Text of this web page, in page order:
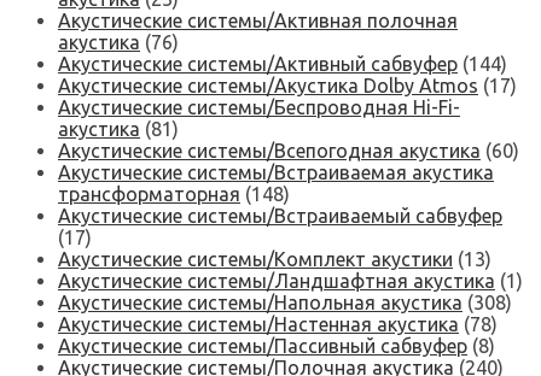
Акустические системы/Активная полочная
акустика (76)
Акустические системы/Активный сабвуфер (144)
Акустические системы/Акустика Dolby Atmos (17)
Акустические системы/Беспроводная Hi-Fi-
акустика (81)
Акустические системы/Всепогодная акустика (60)
Акустические системы/Встраиваемая акустика
трансформаторная (148)
Акустические системы/Встраиваемый сабвуфер
(17)
Акустические системы/Комплект акустики (13)
Акустические системы/Ландшафтная акустика (1)
Акустические системы/Напольная акустика (308)
Акустические системы/Настенная акустика (78)
Акустические системы/Пассивный сабвуфер (8)
Акустические системы/Полочная акустика (240)